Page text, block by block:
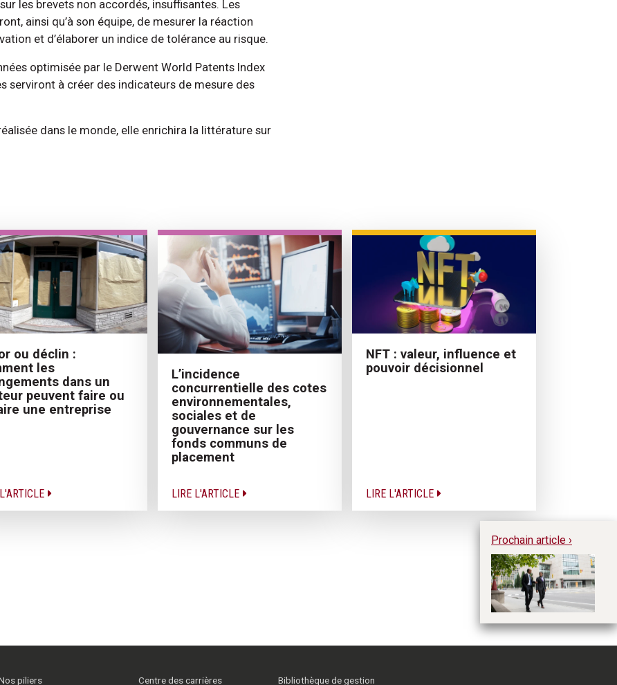
les brevets non accordés, insuffisantes. Les
ainsi qu’à son équipe, de mesurer la réaction
et d’élaborer un indice de tolérance au risque.
optimisée par le Derwent World Patents Index
serviront à créer des indicateurs de mesure des
dans le monde, elle enrichira la littérature sur
ou déclin :
les
dans un
peuvent faire ou
une entreprise
L’incidence
concurrentielle des cotes
environnementales,
sociales et de
gouvernance sur les
fonds communs de
placement
LIRE L'ARTICLE
NFT : valeur, influence et
pouvoir décisionnel
LIRE L'ARTICLE
Prochain article ›
piliers Centre des carrières Bibliothèque de gestion